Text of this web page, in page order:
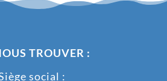
TROUVER :
social :